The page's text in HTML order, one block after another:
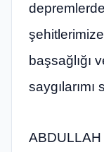
başsağlığı